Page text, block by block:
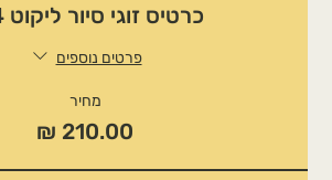
כרטיס זוגי סיור ליקוט 6/4
פרטים נוספים
מחיר